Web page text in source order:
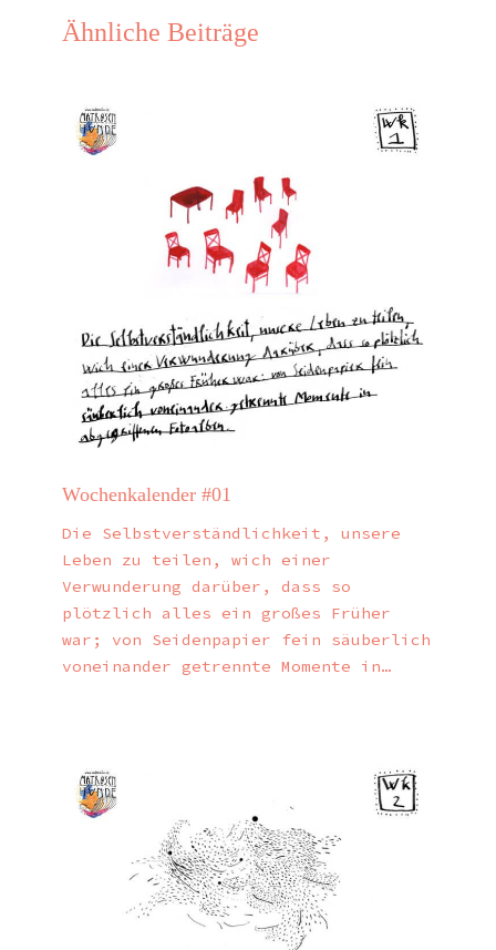
Ähnliche Beiträge
Wochenkalender #01
Die Selbstverständlichkeit, unsere
Leben zu teilen, wich einer
Verwunderung darüber, dass so
plötzlich alles ein großes Früher
war; von Seidenpapier fein säuberlich
voneinander getrennte Momente in…